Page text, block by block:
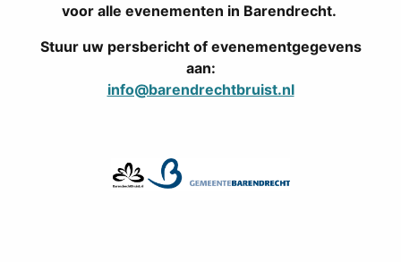
voor alle evenementen in Barendrecht.
Stuur uw persbericht of evenementgegevens
aan:
info@barendrechtbruist.nl